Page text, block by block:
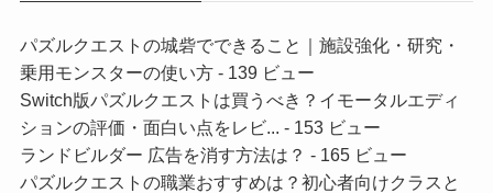
パズルクエストの城砦でできること｜施設強化・研究・
乗用モンスターの使い方- 139 ビュー
Switch版パズルクエストは買うべき？イモータルエディ
ションの評価・面白い点をレビ... - 153 ビュー
ランドビルダー 広告を消す方法は？ - 165 ビュー
パズルクエストの職業おすすめは？初心者向けクラスと